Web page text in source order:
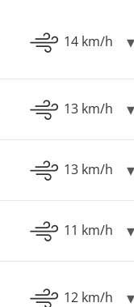
14 km/h
13 km/h
13 km/h
11 km/h
12 km/h